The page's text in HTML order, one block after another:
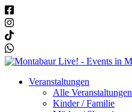
Veranstaltungen
Alle Veranstaltungen
Kinder / Familie